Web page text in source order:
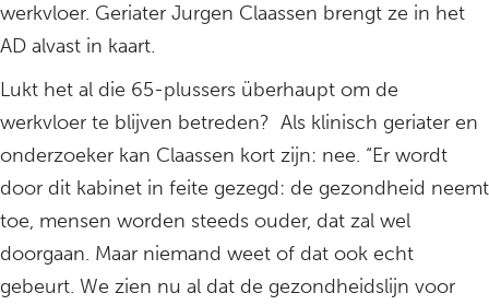
werkvloer. Geriater Jurgen Claassen brengt ze in het
AD alvast in kaart.
Lukt het al die 65-plussers überhaupt om de
werkvloer te blijven betreden? Als klinisch geriater en
onderzoeker kan Claassen kort zijn: nee. “Er wordt
door dit kabinet in feite gezegd: de gezondheid neemt
toe, mensen worden steeds ouder, dat zal wel
doorgaan. Maar niemand weet of dat ook echt
gebeurt. We zien nu al dat de gezondheidslijn voor